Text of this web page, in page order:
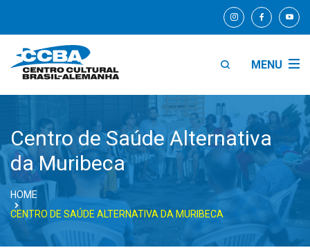
MENU
Centro de Saúde Alternativa
da Muribeca
HOME
CENTRO DE SAÚDE ALTERNATIVA DA MURIBECA